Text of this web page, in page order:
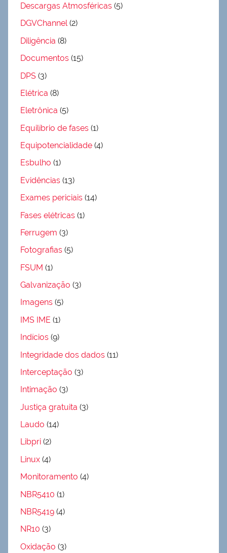
Descargas Atmosféricas (5)
DGVChannel(2)
Diligência (8)
Documentos (15)
DPS (3)
Elétrica (8)
Eletrônica (5)
Equilíbrio de fases (1)
Equipotencialidade (4)
Esbulho (1)
Evidências (13)
Exames periciais (14)
Fases elétricas (1)
Ferrugem (3)
Fotografias (5)
FSUM (1)
Galvanização (3)
Imagens (5)
IMS IME (1)
Indícios (9)
Integridade dos dados (11)
Interceptação (3)
Intimação (3)
Justiça gratuita (3)
Laudo (14)
Libpri (2)
Linux (4)
Monitoramento (4)
NBR5410 (1)
NBR5419 (4)
NR10 (3)
Oxidação (3)